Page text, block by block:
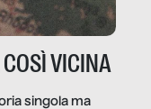
VICINA
singola ma